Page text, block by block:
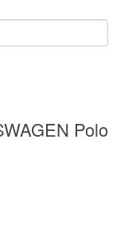
Polo